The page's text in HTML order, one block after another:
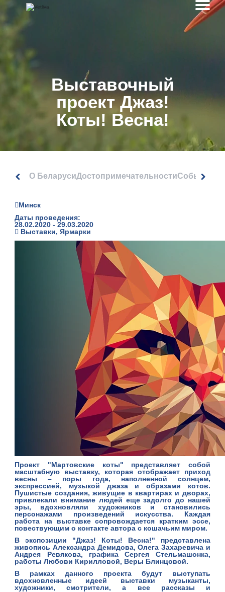
Выставочный
проект Джаз!
Коты! Весна!
О БеларусиДостопримечательностиСобытия
Минск
Даты проведения:
28.02.2020 - 29.03.2020
Выставки, Ярмарки
Проект "Мартовские коты" представляет собой
масштабную выставку, которая отображает приход
весны – поры года, наполненной солнцем,
экспрессией, музыкой джаза и образами котов.
Пушистые создания, живущие в квартирах и дворах,
привлекали внимание людей еще задолго до нашей
эры, вдохновляли художников и становились
персонажами произведений искусства. Каждая
работа на выставке сопровождается кратким эссе,
повествующим о контакте автора с кошачьим миром.
В экспозиции "Джаз! Коты! Весна!" представлена
живопись Александра Демидова, Олега Захаревича и
Андрея Ревякова, графика Сергея Стельмашонка,
работы Любови Кирилловой, Веры Блинцовой.
В рамках данного проекта будут выступать
вдохновленные идеей выставки музыканты,
художники, смотрители, а все рассказы и